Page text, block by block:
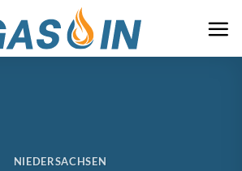
NIEDERSACHSEN